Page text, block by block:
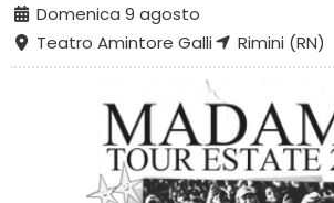
Domenica 9 agosto
Teatro Amintore Galli
Rimini (RN)